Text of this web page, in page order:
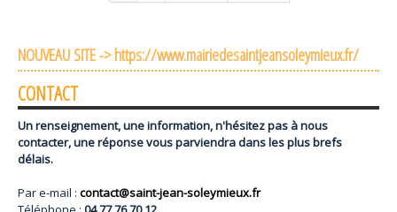
NOUVEAU SITE -> https://www.mairiedesaintjeansoleymieux.fr/
CONTACT
Un renseignement, une information, n'hésitez pas à nous
contacter, une réponse vous parviendra dans les plus brefs
délais.
Par e-mail : contact@saint-jean-soleymieux.fr